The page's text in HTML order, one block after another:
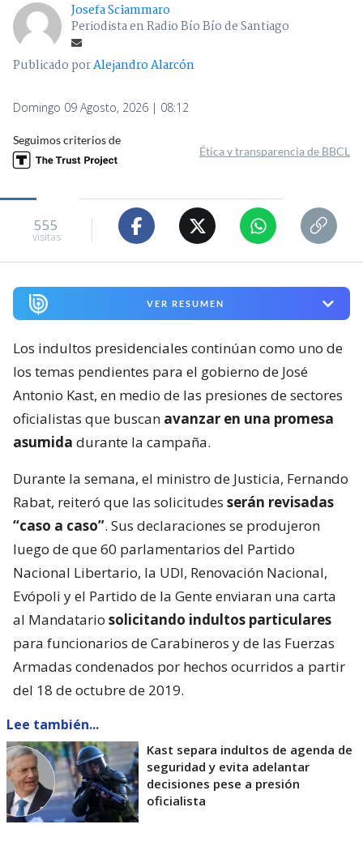
Josefa Sciammaro
Periodista en Radio Bío Bío de Santiago
Publicado porAlejandro Alarcón
Domingo 09 Agosto, 2026 | 08:12
Seguimos criterios de
Ética y transparencia de BBCL
555
visitas
VER RESUMEN
Los indultos presidenciales continúan como uno de
los temas pendientes para el gobierno de José
Antonio Kast, en medio de las presiones de sectores
oficialistas que buscan avanzar en una promesa
asumida durante la campaña.
Durante la semana, el ministro de Justicia, Fernando
Rabat, reiteró que las solicitudes serán revisadas
“caso a caso”. Sus declaraciones se produjeron
luego de que 60 parlamentarios del Partido
Nacional Libertario, la UDI, Renovación Nacional,
Evópoli y el Partido de la Gente enviaran una carta
al Mandatario solicitando indultos particulares
para funcionarios de Carabineros y de las Fuerzas
Armadas condenados por hechos ocurridos a partir
del 18 de octubre de 2019.
Lee también...
Kast separa indultos de agenda de
seguridad y evita adelantar
decisiones pese a presión
oficialista